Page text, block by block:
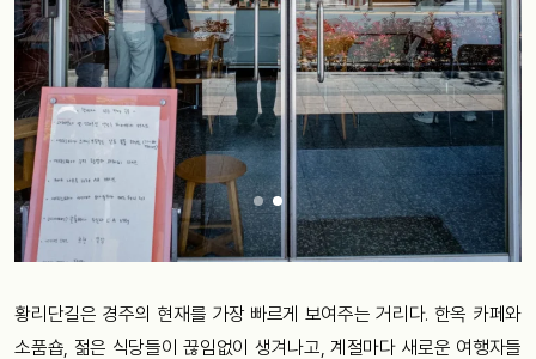
황리단길은 경주의 현재를 가장 빠르게 보여주는 거리다. 한옥 카페와
소품숍, 젊은 식당들이 끊임없이 생겨나고, 계절마다 새로운 여행자들